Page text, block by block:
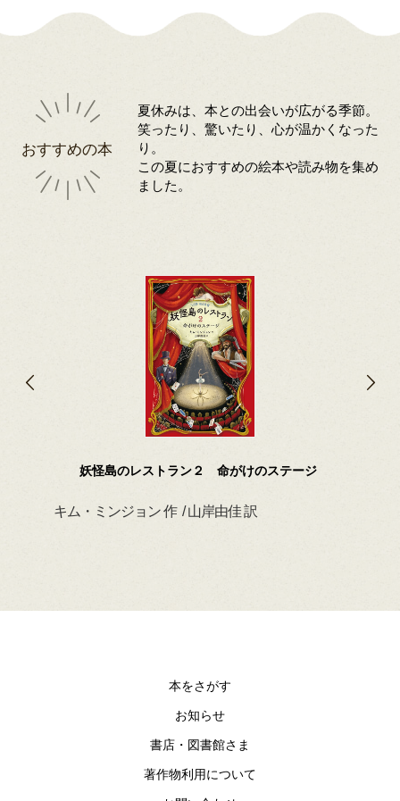
おすすめの本
夏休みは、本との出会いが広がる季節。
笑ったり、驚いたり、心が温かくなった
り。
この夏におすすめの絵本や読み物を集め
ました。
妖怪島のレストラン２ 命がけのステージ
キム・ミンジョン 作 / 山岸由佳 訳
本をさがす
お知らせ
書店・図書館さま
著作物利用について